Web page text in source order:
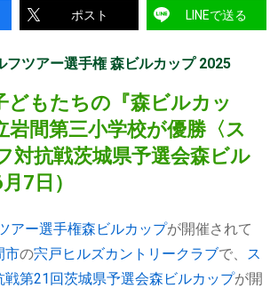
ポスト LINEで送る
フツアー選手権 森ビルカップ 2025
どもたちの『森ビルカッ
岩間第三小学校が優勝〈ス
対抗戦茨城県予選会森ビル
7日）
アー選手権森ビルカップが開催されて
市の宍戸ヒルズカントリークラブで、 ス
戦第21回茨城県予選会森ビルカップが開